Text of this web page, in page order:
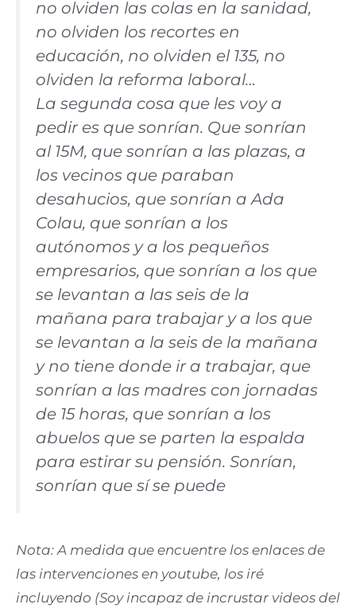
no olviden las colas en la sanidad,
no olviden los recortes en
educación, no olviden el 135, no
olviden la reforma laboral…
La segunda cosa que les voy a
pedir es que sonrían. Que sonrían
al 15M, que sonrían a las plazas, a
los vecinos que paraban
desahucios, que sonrían a Ada
Colau, que sonrían a los
autónomos y a los pequeños
empresarios, que sonrían a los que
se levantan a las seis de la
mañana para trabajar y a los que
se levantan a la seis de la mañana
y no tiene donde ir a trabajar, que
sonrían a las madres con jornadas
de 15 horas, que sonrían a los
abuelos que se parten la espalda
para estirar su pensión. Sonrían,
sonrían que sí se puede
Nota: A medida que encuentre los enlaces de
las intervenciones en youtube, los iré
incluyendo (Soy incapaz de incrustar videos del